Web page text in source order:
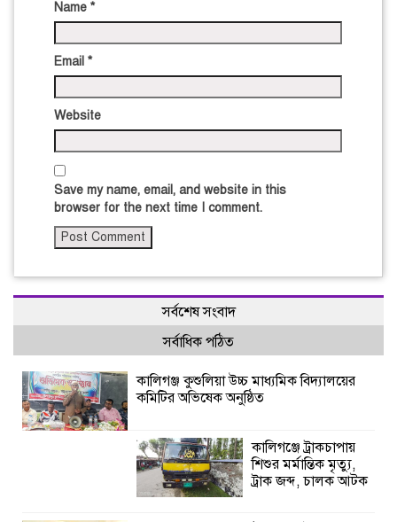
Name *
Email *
Website
Save my name, email, and website in this
browser for the next time I comment.
সর্বশেষ সংবাদ
সর্বাধিক পঠিত
কালিগঞ্জ কুশুলিয়া উচ্চ মাধ্যমিক বিদ্যালয়ের
কমিটির অভিষেক অনুষ্ঠিত
কালিগঞ্জে ট্রাকচাপায়
শিশুর মর্মান্তিক মৃত্যু,
ট্রাক জব্দ, চালক আটক